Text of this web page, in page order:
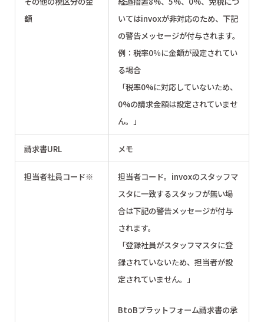
額
いてはinvoxが非対応のため、下記
の警告メッセージが付与されます。
例：税率0％に金額が設定されてい
る場合
「税率0%に対応していないため、
0%の請求金額は設定されていませ
ん。」
請求書URL メモ
担当者社員コード※
担当者コード。invoxのスタッフマ
スタに一致するスタッフが無い場
合は下記の警告メッセージが付与
されます。
「登録社員がスタッフマスタに登
録されていないため、担当者が設
定されていません。」
BtoBプラットフォーム請求書の承